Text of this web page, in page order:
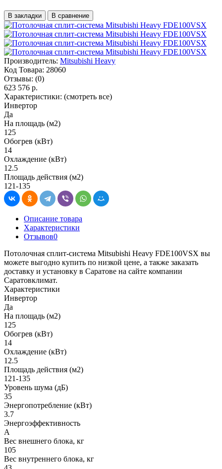
В закладки В сравнение
Производитель: Mitsubishi Heavy
Код Товара: 28060
Отзывы: (0)
623 576 р.
Характеристики: (смотреть все)
Инвертор
Да
На площадь (м2)
125
Обогрев (кВт)
14
Охлаждение (кВт)
12.5
Площадь действия (м2)
121-135
Описание товара
Характеристики
Отзывов0
Потолочная сплит-система Mitsubishi Heavy FDE100VSX вы
можете выгодно купить по низкой цене, а также заказать
доставку и установку в Саратове на сайте компании
Саратовклимат.
Характеристики
Инвертор
Да
На площадь (м2)
125
Обогрев (кВт)
14
Охлаждение (кВт)
12.5
Площадь действия (м2)
121-135
Уровень шума (дБ)
35
Энергопотребление (кВт)
3.7
Энергоэффективность
A
Вес внешнего блока, кг
105
Вес внутреннего блока, кг